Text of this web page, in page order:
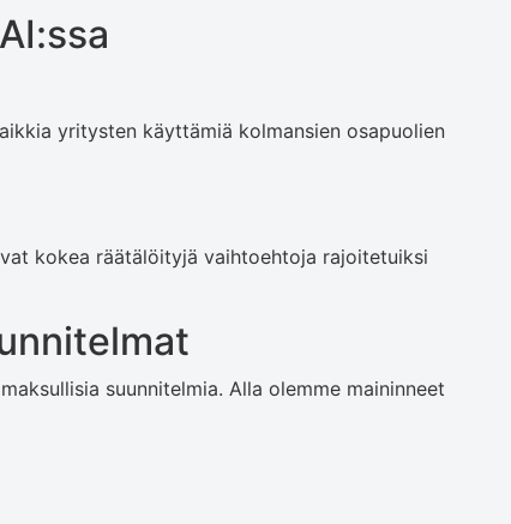
yritysten käyttämiä kolmansien osapuolien
kokea räätälöityjä vaihtoehtoja rajoitetuiksi
suunnitelmia. Alla olemme maininneet